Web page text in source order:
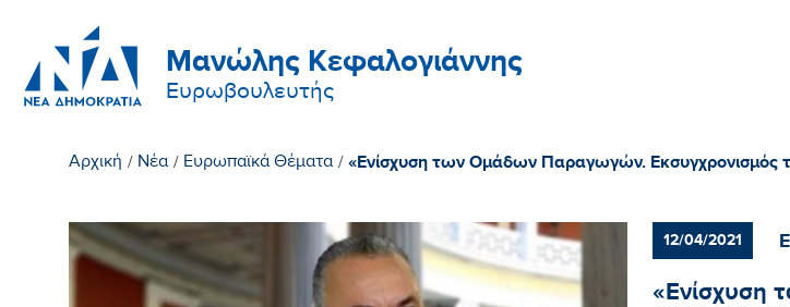
Μανώλης Κεφαλογιάννης
Ευρωβουλευτής
Αρχική / Νέα / Ευρωπαϊκά Θέματα / «Ενίσχυση των Ομάδων Παραγωγών. Εκσυγχρονισμός
12/04/2021
«Ενίσχυση